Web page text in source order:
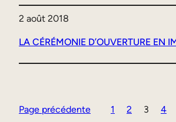
2 août 2018
LA CÉRÉMONIE D’OUVERTURE EN
Page précédente 1 2 3 4